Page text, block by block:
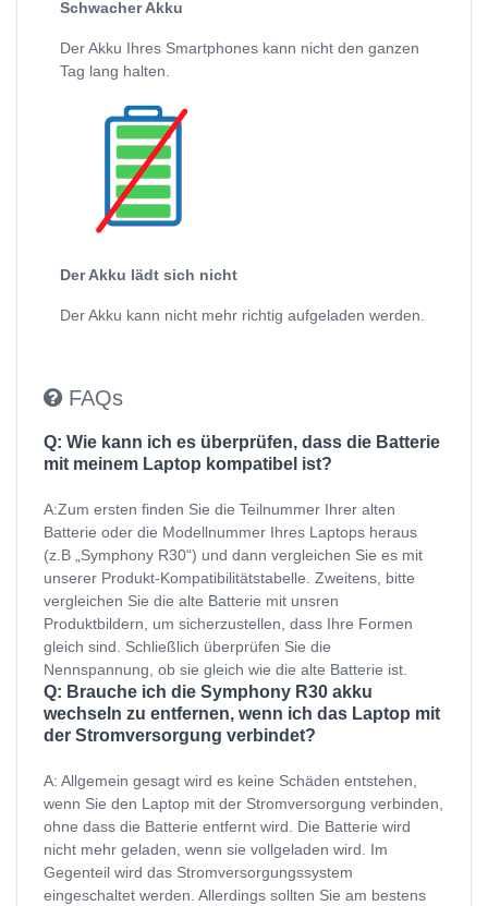
Schwacher Akku
Der Akku Ihres Smartphones kann nicht den ganzen
Tag lang halten.
Der Akku lädt sich nicht
Der Akku kann nicht mehr richtig aufgeladen werden.
FAQs
Q: Wie kann ich es überprüfen, dass die Batterie
mit meinem Laptop kompatibel ist?
A:Zum ersten finden Sie die Teilnummer Ihrer alten
Batterie oder die Modellnummer Ihres Laptops heraus
(z.B „Symphony R30“) und dann vergleichen Sie es mit
unserer Produkt-Kompatibilitätstabelle. Zweitens, bitte
vergleichen Sie die alte Batterie mit unsren
Produktbildern, um sicherzustellen, dass Ihre Formen
gleich sind. Schließlich überprüfen Sie die
Nennspannung, ob sie gleich wie die alte Batterie ist.
Q: Brauche ich die Symphony R30 akku
wechseln zu entfernen, wenn ich das Laptop mit
der Stromversorgung verbindet?
A: Allgemein gesagt wird es keine Schäden entstehen,
wenn Sie den Laptop mit der Stromversorgung verbinden,
ohne dass die Batterie entfernt wird. Die Batterie wird
nicht mehr geladen, wenn sie vollgeladen wird. Im
Gegenteil wird das Stromversorgungssystem
eingeschaltet werden. Allerdings sollten Sie am bestens